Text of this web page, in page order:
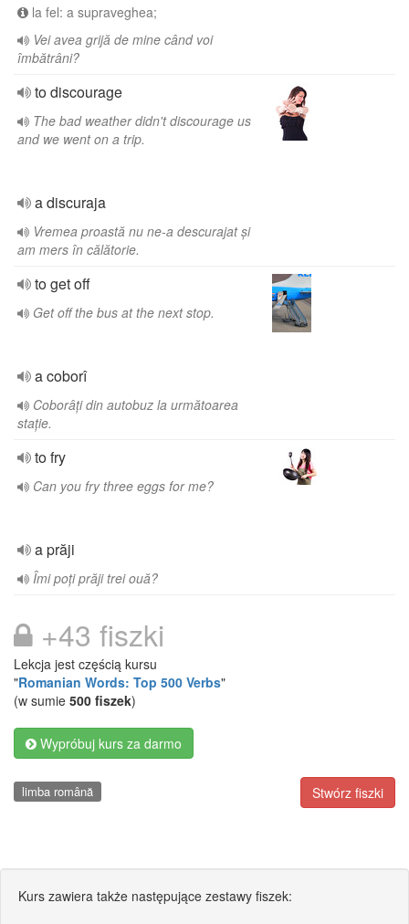
la fel: a supraveghea;
Vei avea grijă de mine când voi
îmbătrâni?
to discourage
The bad weather didn't discourage us
and we went on a trip.
a discuraja
Vremea proastă nu ne-a descurajat și
am mers în călătorie.
to get off
Get off the bus at the next stop.
a coborî
Coborâți din autobuz la următoarea
stație.
to fry
Can you fry three eggs for me?
a prăji
Îmi poți prăji trei ouă?
+43 fiszki
Lekcja jest częścią kursu
"Romanian Words: Top 500 Verbs"
(w sumie 500 fiszek)
Wypróbuj kurs za darmo
Stwórz fiszki
limba română
Kurs zawiera także następujące zestawy fiszek: